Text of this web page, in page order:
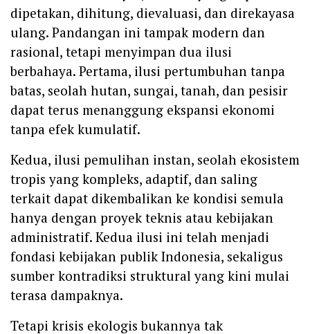
dipetakan, dihitung, dievaluasi, dan direkayasa
ulang. Pandangan ini tampak modern dan
rasional, tetapi menyimpan dua ilusi
berbahaya. Pertama, ilusi pertumbuhan tanpa
batas, seolah hutan, sungai, tanah, dan pesisir
dapat terus menanggung ekspansi ekonomi
tanpa efek kumulatif.
Kedua, ilusi pemulihan instan, seolah ekosistem
tropis yang kompleks, adaptif, dan saling
terkait dapat dikembalikan ke kondisi semula
hanya dengan proyek teknis atau kebijakan
administratif. Kedua ilusi ini telah menjadi
fondasi kebijakan publik Indonesia, sekaligus
sumber kontradiksi struktural yang kini mulai
terasa dampaknya.
Tetapi krisis ekologis bukannya tak